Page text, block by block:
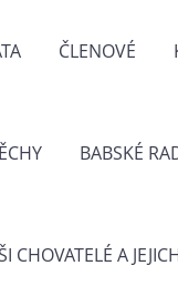
ČLENOVÉ
BABSKÉ
CHOVATELÉ A